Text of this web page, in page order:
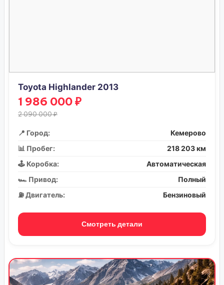
Toyota Highlander 2013
1 986 000 ₽
2 090 000 ₽
📍 Город:
Кемерово
📊 Пробег:
218 203 км
🕹️ Коробка:
Автоматическая
🏎️ Привод:
Полный
⛽ Двигатель:
Бензиновый
Смотреть детали